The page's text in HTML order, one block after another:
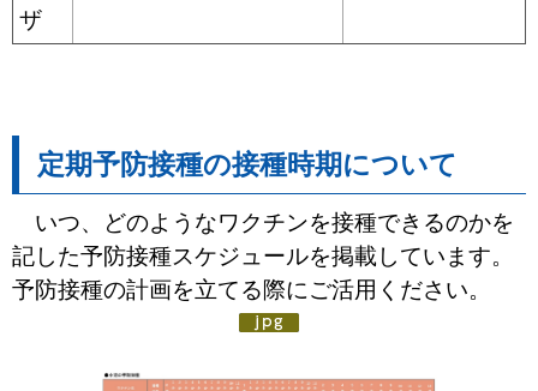
ザ
定期予防接種の接種時期について
いつ、どのようなワクチンを接種できるのかを
記した予防接種スケジュールを掲載しています。
予防接種の計画を立てる際にご活用ください。